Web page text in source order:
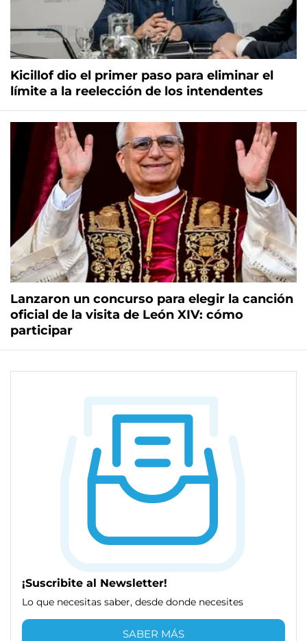
Kicillof dio el primer paso para eliminar el
límite a la reelección de los intendentes
Lanzaron un concurso para elegir la canción
oficial de la visita de León XIV: cómo
participar
¡Suscribite al Newsletter!
Lo que necesitas saber, desde donde necesites
SABER MÁS